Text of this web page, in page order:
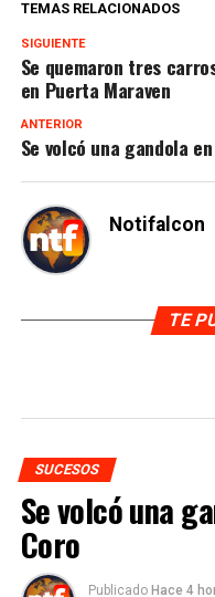
TEMAS RELACIONADOS
SIGUIENTE
Se quemaron tres
en Puerta Maraven
ANTERIOR
Se volcó una gandola
Notifalcon
TE
SUCESOS
Se volcó una
Coro
Publicado Hace 4